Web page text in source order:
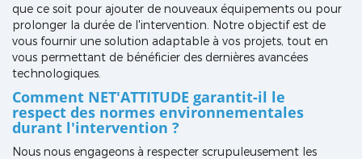
que ce soit pour ajouter de nouveaux équipements ou pour
prolonger la durée de l'intervention. Notre objectif est de
vous fournir une solution adaptable à vos projets, tout en
vous permettant de bénéficier des dernières avancées
technologiques.
Comment NET'ATTITUDE garantit-il le
respect des normes environnementales
durant l'intervention ?
Nous nous engageons à respecter scrupuleusement les